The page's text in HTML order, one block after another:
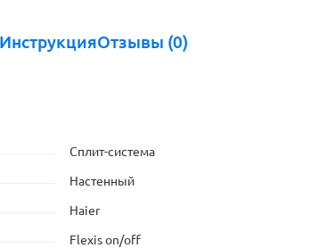
ИнструкцияОтзывы (0)
Сплит-система
Настенный
Haier
Flexis on/off